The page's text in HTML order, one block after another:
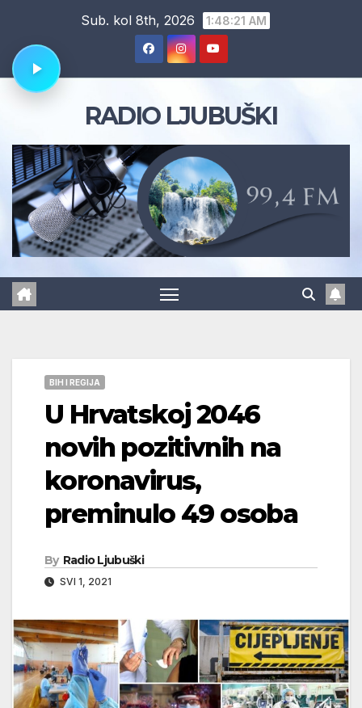
content
Sub. kol 8th, 2026 1:48:22 AM
RADIO LJUBUŠKI
BIH I REGIJA
U Hrvatskoj 2046
novih pozitivnih na
koronavirus,
preminulo 49 osoba
By Radio Ljubuški
SVI 1, 2021